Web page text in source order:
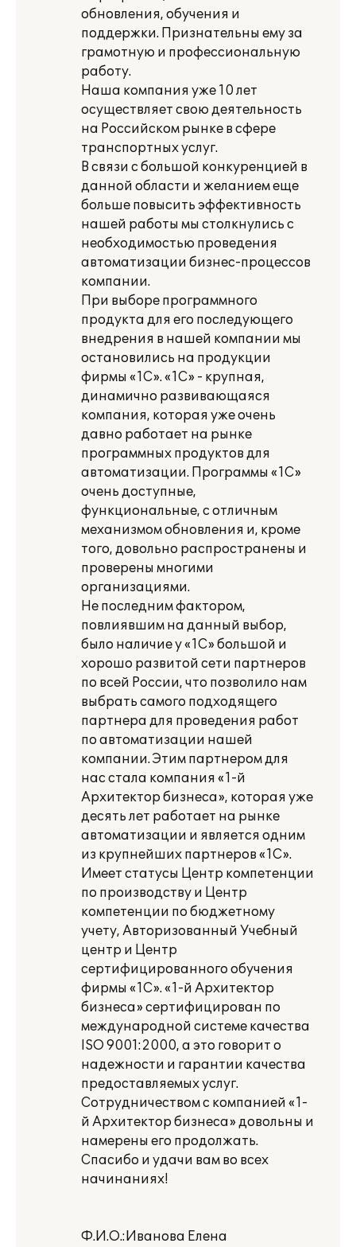
обновления, обучения и
поддержки. Признательны ему за
грамотную и профессиональную
работу.
Наша компания уже 10 лет
осуществляет свою деятельность
на Российском рынке в сфере
транспортных услуг.
В связи с большой конкуренцией в
данной области и желанием еще
больше повысить эффективность
нашей работы мы столкнулись с
необходимостью проведения
автоматизации бизнес-процессов
компании.
При выборе программного
продукта для его последующего
внедрения в нашей компании мы
остановились на продукции
фирмы «1С». «1С» - крупная,
динамично развивающаяся
компания, которая уже очень
давно работает на рынке
программных продуктов для
автоматизации. Программы «1С»
очень доступные,
функциональные, с отличным
механизмом обновления и, кроме
того, довольно распространены и
проверены многими
организациями.
Не последним фактором,
повлиявшим на данный выбор,
было наличие у «1С» большой и
хорошо развитой сети партнеров
по всей России, что позволило нам
выбрать самого подходящего
партнера для проведения работ
по автоматизации нашей
компании. Этим партнером для
нас стала компания «1-й
Архитектор бизнеса», которая уже
десять лет работает на рынке
автоматизации и является одним
из крупнейших партнеров «1С».
Имеет статусы Центр компетенции
по производству и Центр
компетенции по бюджетному
учету, Авторизованный Учебный
центр и Центр
сертифицированного обучения
фирмы «1С». «1-й Архитектор
бизнеса» сертифицирован по
международной системе качества
ISO 9001:2000, а это говорит о
надежности и гарантии качества
предоставляемых услуг.
Сотрудничеством с компанией «1-
й Архитектор бизнеса» довольны и
намерены его продолжать.
Спасибо и удачи вам во всех
начинаниях!
Ф.И.О.:Иванова Елена